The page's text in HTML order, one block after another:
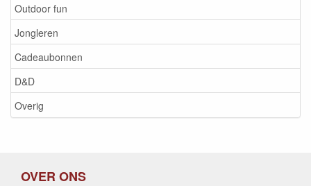
Outdoor fun
Jongleren
Cadeaubonnen
D&D
Overig
OVER ONS